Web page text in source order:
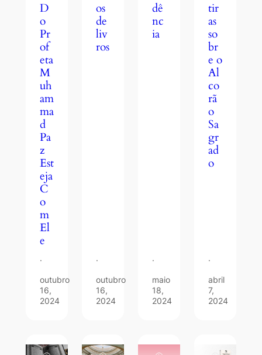
D
o
Pr
of
eta
M
uh
am
ma
d
Pa
z
Est
eja
C
o
m
El
e
·
outubro
16,
2024
os
de
liv
ros
·
outubro
16,
2024
dê
nc
ia
·
maio
18,
2024
tir
as
so
br
e o
Al
co
rã
o
Sa
gr
ad
o
·
abril
7,
2024